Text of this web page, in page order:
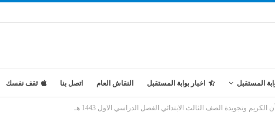
المستقبل اخبار بوابة المستقبل النقاش العام اتصل بنا ثقف نفسك
وتجويدة الصف الثالث الابتدائي الفصل الدراسي الاول 1443 هـ